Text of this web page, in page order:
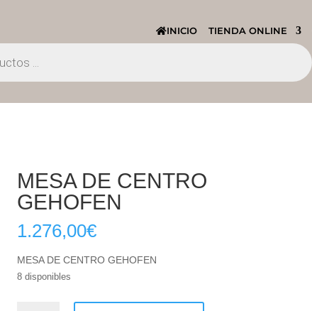
INICIO TIENDA ONLINE
MESA DE CENTRO
GEHOFEN
1.276,00€
MESA DE CENTRO GEHOFEN
8 disponibles